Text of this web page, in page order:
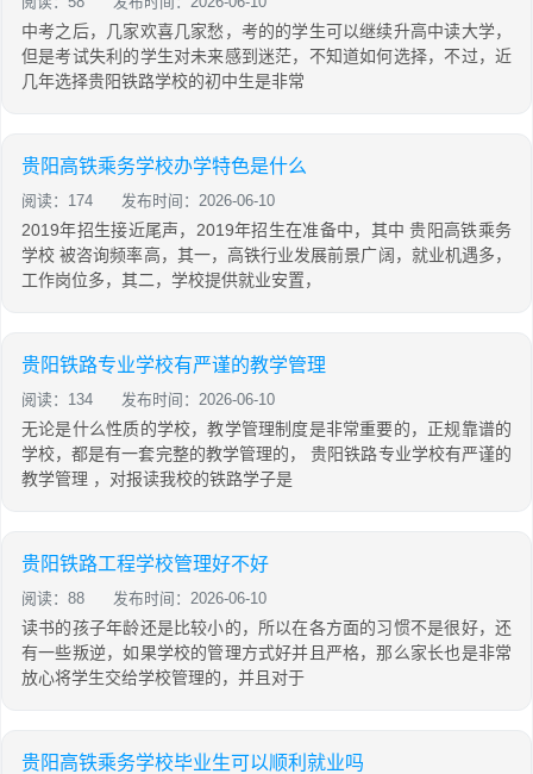
中考之后，几家欢喜几家愁，考的的学生可以继续升高中读大学，
但是考试失利的学生对未来感到迷茫，不知道如何选择，不过，近
几年选择贵阳铁路学校的初中生是非常
贵阳高铁乘务学校办学特色是什么
阅读：174 发布时间：2026-06-10
2019年招生接近尾声，2019年招生在准备中，其中 贵阳高铁乘务
学校 被咨询频率高，其一，高铁行业发展前景广阔，就业机遇多，
工作岗位多，其二，学校提供就业安置，
贵阳铁路专业学校有严谨的教学管理
阅读：134 发布时间：2026-06-10
无论是什么性质的学校，教学管理制度是非常重要的，正规靠谱的
学校，都是有一套完整的教学管理的， 贵阳铁路专业学校有严谨的
教学管理 ，对报读我校的铁路学子是
贵阳铁路工程学校管理好不好
阅读：88 发布时间：2026-06-10
读书的孩子年龄还是比较小的，所以在各方面的习惯不是很好，还
有一些叛逆，如果学校的管理方式好并且严格，那么家长也是非常
放心将学生交给学校管理的，并且对于
贵阳高铁乘务学校毕业生可以顺利就业吗